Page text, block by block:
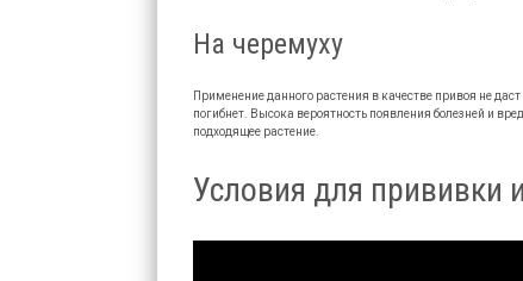
На черемуху
Применение данного растения в качестве привоя не
погибнет. Высока вероятность появления болезней и
подходящее растение.
Условия для прививки